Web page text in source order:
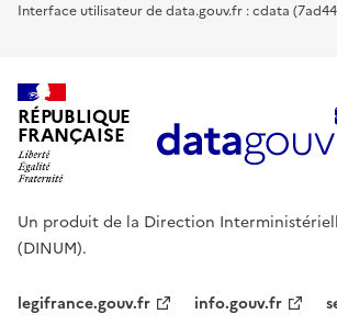
Interface utilisateur de data.gouv.fr : cdata
RÉPUBLIQUE
FRANÇAISE
Un produit de la Direction
(DINUM).
legifrance.gouv.fr info.gouv.fr